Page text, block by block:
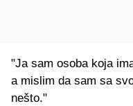
"Ja sam osoba koja
a mislim da sam sa
nešto."